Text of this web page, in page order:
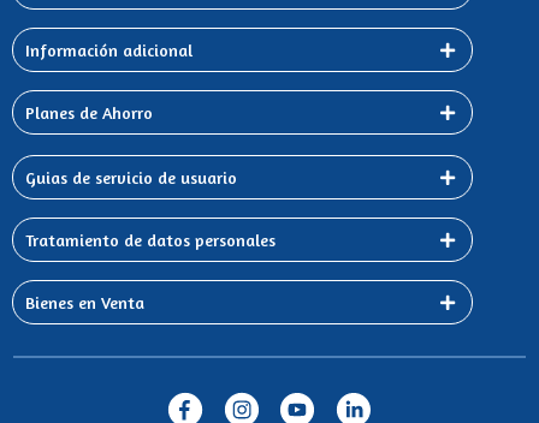
Información adicional
Planes de Ahorro
Guias de servicio de usuario
Tratamiento de datos personales
Bienes en Venta